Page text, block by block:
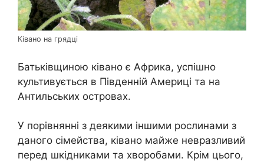
Ківано на грядці
Батьківщиною ківано є Африка, успішно
культивується в Південній Америці та на
Антильських островах.
У порівнянні з деякими іншими рослинами з
даного сімейства, ківано майже невразливий
перед шкідниками та хворобами. Крім цього,